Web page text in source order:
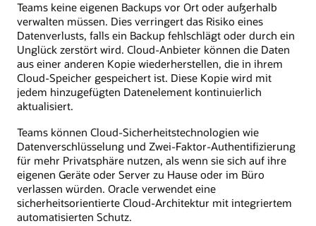
Teams keine eigenen Backups vor Ort oder außerhalb
verwalten müssen. Dies verringert das Risiko eines
Datenverlusts, falls ein Backup fehlschlägt oder durch ein
Unglück zerstört wird. Cloud-Anbieter können die Daten
aus einer anderen Kopie wiederherstellen, die in ihrem
Cloud-Speicher gespeichert ist. Diese Kopie wird mit
jedem hinzugefügten Datenelement kontinuierlich
aktualisiert.
Teams können Cloud-Sicherheitstechnologien wie
Datenverschlüsselung und Zwei-Faktor-Authentifizierung
für mehr Privatsphäre nutzen, als wenn sie sich auf ihre
eigenen Geräte oder Server zu Hause oder im Büro
verlassen würden. Oracle verwendet eine
sicherheitsorientierte Cloud-Architektur mit integriertem
automatisierten Schutz.